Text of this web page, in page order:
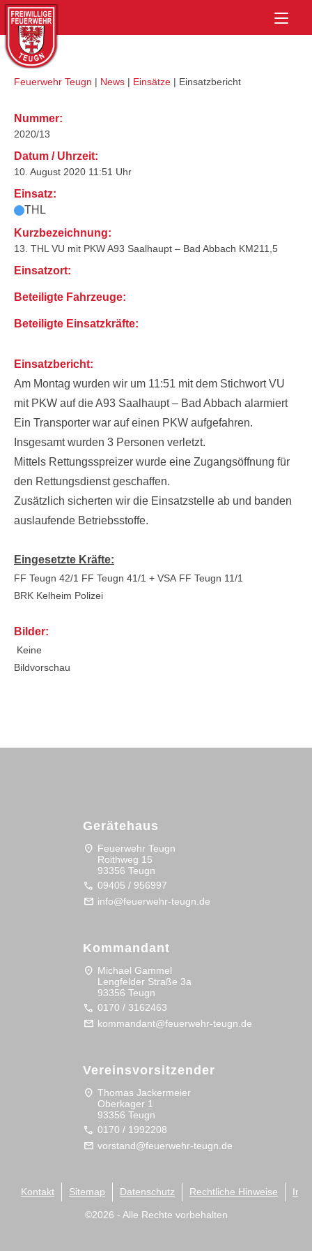
Skip
content
Home
Feuerwehr Teugn | News | Einsätze | Einsatzbericht
Nummer:
2020/13
Datum / Uhrzeit:
10. August 2020 11:51 Uhr
Einsatz:
THL
Kurzbezeichnung:
13. THL VU mit PKW A93 Saalhaupt – Bad Abbach KM211,5
Einsatzort:
Beteiligte Fahrzeuge:
Beteiligte Einsatzkräfte:
Einsatzbericht:
Am Montag wurden wir um 11:51 mit dem Stichwort VU
mit PKW auf die A93 Saalhaupt – Bad Abbach alarmiert
Ein Transporter war auf einen PKW aufgefahren.
Insgesamt wurden 3 Personen verletzt.
Mittels Rettungsspreizer wurde eine Zugangsöffnung für
den Rettungsdienst geschaffen.
Zusätzlich sicherten wir die Einsatzstelle ab und banden
auslaufende Betriebsstoffe.
Eingesetzte Kräfte:
FF Teugn 42/1 FF Teugn 41/1 + VSA FF Teugn 11/1
BRK Kelheim Polizei
Bilder:
Keine
Bildvorschau
Gerätehaus
location_on Feuerwehr Teugn
Roithweg 15
93356 Teugn
call 09405 / 956997
mail info@feuerwehr-teugn.de
Kommandant
location_on Michael Gammel
Lengfelder Straße 3a
93356 Teugn
call 0170 / 3162463
mail kommandant@feuerwehr-teugn.de
Vereinsvorsitzender
location_on Thomas Jackermeier
Oberkager 1
93356 Teugn
call 0170 / 1992208
mail vorstand@feuerwehr-teugn.de
©2026 - Alle Rechte vorbehalten
Kontakt Sitemap Datenschutz Rechtliche Hinweise